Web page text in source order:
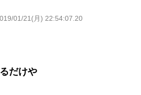
01/21(月) 22:54:07.20
だけや